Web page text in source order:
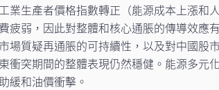
業生產者價格指數轉正（能源成本上漲和
疲弱，因此對整體和核心通脹的傳導效應
場質疑再通脹的可持續性，以及對中國股
衝突期間的整體表現仍然穩健。能源多元
緩和油價衝擊。